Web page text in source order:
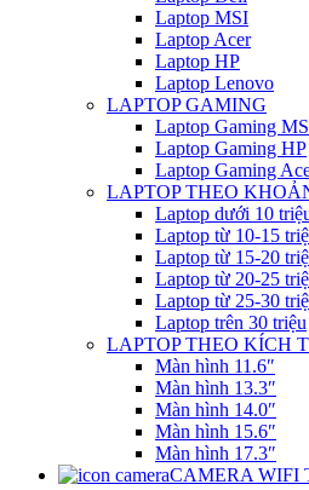
Laptop MSI
Laptop Acer
Laptop HP
Laptop Lenovo
LAPTOP GAMING
Laptop Gaming
Laptop Gaming HP
Laptop Gaming
LAPTOP THEO
Laptop dưới 10
Laptop từ 10-15
Laptop từ 15-20
Laptop từ 20-25
Laptop từ 25-30
Laptop trên 30 triệu
LAPTOP THEO KÍCH
Màn hình 11.6″
Màn hình 13.3″
Màn hình 14.0″
Màn hình 15.6″
Màn hình 17.3″
CAMERA WIFI